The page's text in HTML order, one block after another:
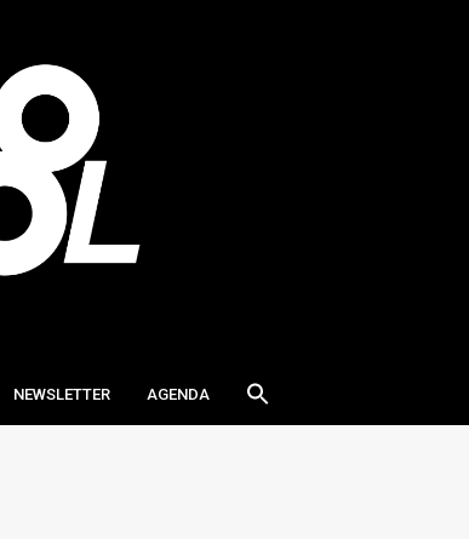
NEWSLETTER AGENDA